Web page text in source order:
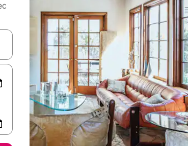
vers le haut et vers le bas pour les parcourir ou en